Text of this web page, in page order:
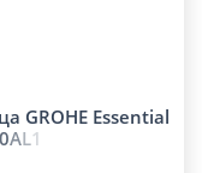
GROHE Essential
0AL1